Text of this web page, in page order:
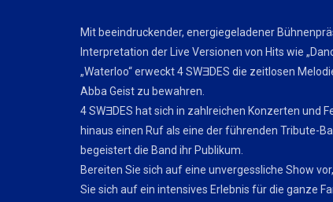
Mit beeindruckender, energiegeladener
Interpretation der Live Versionen von Hits wie
„Waterloo“ erweckt 4 SWƎDES die zeitlosen
Abba Geist zu bewahren.
4 SWƎDES hat sich in zahlreichen Konzerten und
hinaus einen Ruf als eine der führenden Tribute-
begeistert die Band ihr Publikum.
Bereiten Sie sich auf eine unvergessliche Show
Sie sich auf ein intensives Erlebnis für die ganze